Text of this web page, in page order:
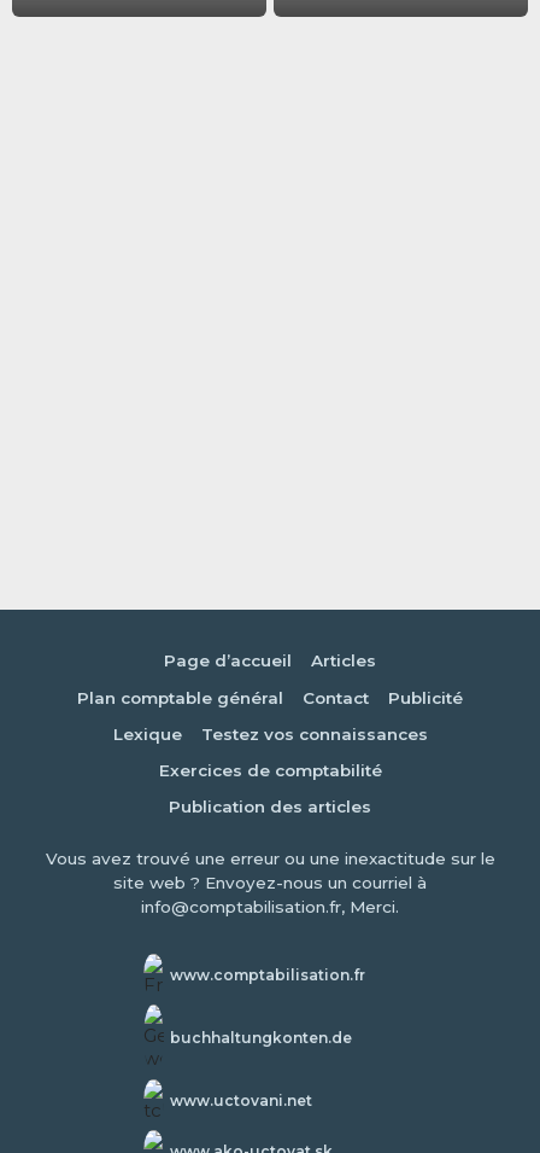
Page d’accueil
Articles
Plan comptable général
Contact
Publicité
Lexique
Testez vos connaissances
Exercices de comptabilité
Publication des articles
Vous avez trouvé une erreur ou une inexactitude sur le
site web ? Envoyez-nous un courriel à
info@comptabilisation.fr, Merci.
www.comptabilisation.fr
buchhaltungkonten.de
www.uctovani.net